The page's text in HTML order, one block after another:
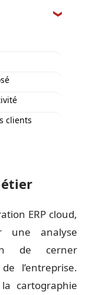
clients
ERP cloud,
une analyse
de cerner
l’entreprise.
cartographie